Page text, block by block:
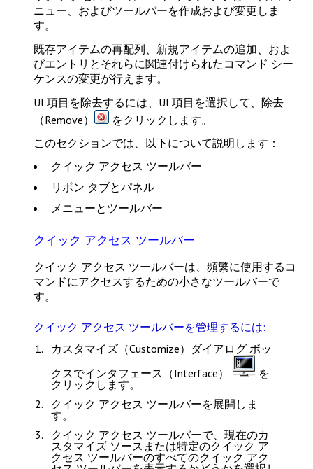
ニュー、およびツールバーを作成および変更しま
す。
既存アイテムの再配列、新規アイテムの追加、およ
びエントリとそれらに関連付けられたコマンド シー
ケンスの変更が行えます。
UI 項目を除去するには、UI 項目を選択して、除去
（Remove）
をクリックします。
このセクションでは、以下について説明します：
クイック アクセス ツールバー
リボン タブとパネル
メニューとツールバー
クイック アクセス ツールバー
クイック アクセス ツールバーは、頻繁に使用するコ
マンドにアクセスするための小さなツールバーで
す。
クイック アクセス ツールバーを管理するには:
カスタマイズ（Customize） ダイアログ ボッ
クスでインタフェース（Interface）
を
クリックします。
クイック アクセス ツールバーを展開しま
す。
クイック アクセス ツールバーで、現在のカ
スタマイズ ソースまたは特定のクイック ア
クセス ツールバーのすべてのクイック アク